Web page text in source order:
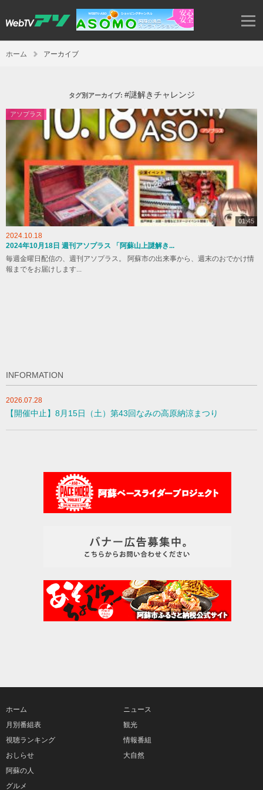
ホーム アーカイブ
タグ別アーカイブ: #謎解きチャレンジ
アソプラス
01:45
2024.10.18
2024年10月18日 週刊アソプラス 「阿蘇山上謎解き...
毎週金曜日配信の、週刊アソプラス。 阿蘇市の出来事から、週末のおでかけ情
報までをお届けします...
INFORMATION
2026.07.28
【開催中止】8月15日（土）第43回なみの高原納涼まつり
ホーム
月別番組表
視聴ランキング
おしらせ
ニュース
観光
情報番組
大自然
阿蘇の人
グルメ